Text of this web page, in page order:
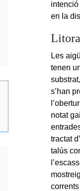
en la
Les
tenen
s’han
notat
tractat
talús